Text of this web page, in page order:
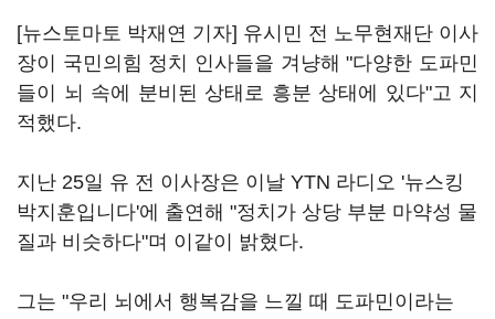
[뉴스토마토 박재연 기자] 유시민 전 노무현재단 이사
장이 국민의힘 정치 인사들을 겨냥해 "다양한 도파민
들이 뇌 속에 분비된 상태로 흥분 상태에 있다"고 지
적했다.
지난 25일 유 전 이사장은 이날 YTN 라디오 '뉴스킹
박지훈입니다'에 출연해 "정치가 상당 부분 마약성 물
질과 비슷하다"며 이같이 밝혔다.
그는 "우리 뇌에서 행복감을 느낄 때 도파민이라는